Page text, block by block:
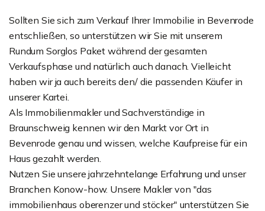
Sollten Sie sich zum Verkauf Ihrer Immobilie in Bevenrode
entschließen, so unterstützen wir Sie mit unserem
Rundum Sorglos Paket während der gesamten
Verkaufsphase und natürlich auch danach. Vielleicht
haben wir ja auch bereits den/ die passenden Käufer in
unserer Kartei.
Als Immobilienmakler und Sachverständige in
Braunschweig kennen wir den Markt vor Ort in
Bevenrode genau und wissen, welche Kaufpreise für ein
Haus gezahlt werden.
Nutzen Sie unsere jahrzehntelange Erfahrung und unser
Branchen Konow-how. Unsere Makler von "das
immobilienhaus oberenzer und stöcker" unterstützen Sie